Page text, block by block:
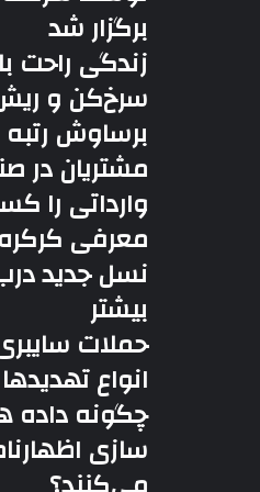
برگزار شد
زندگی راحت
سرخ‌کن و
برساوش رتبه
مشتریان در
وارداتی را
نسل جدید
بیشتر
حملات
انواع
چگونه داده
سازی